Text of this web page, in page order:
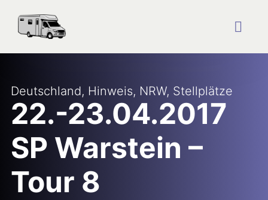
Inhalt
springen
Reise Blog
Plätze
Deutschland, Hinweis, NRW, Stellplätze
22.-23.04.2017
SP Warstein –
Tour 8